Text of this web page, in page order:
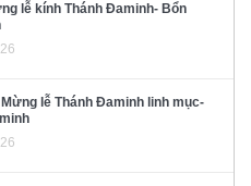
lễ kính Thánh Đaminh- Bổn
lễ Thánh Đaminh linh mục-